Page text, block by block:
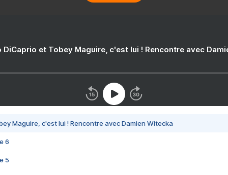
DiCaprio et Tobey Maguire, c'est lui ! Rencontre avec
Maguire, c'est lui ! Rencontre avec Damien Witecka
6
5